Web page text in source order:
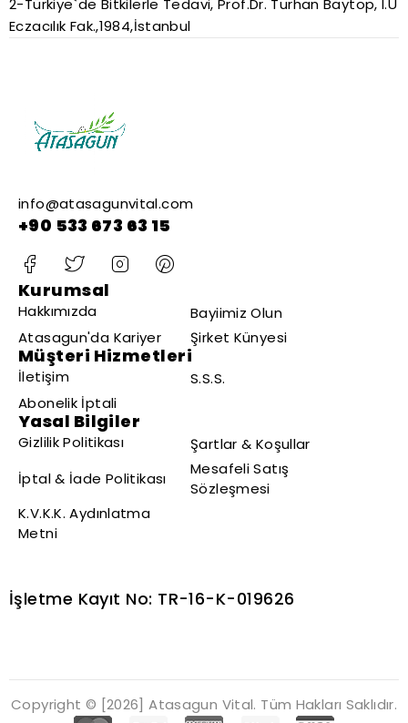
2-Türkiye`de Bitkilerle Tedavi, Prof.Dr. Turhan Baytop, I.U
Eczacılık Fak.,1984,İstanbul
info@atasagunvital.com
+90 533 673 63 15
Kurumsal
Hakkımızda
Bayiimiz Olun
Atasagun'da Kariyer
Şirket Künyesi
Müşteri Hizmetleri
İletişim
S.S.S.
Abonelik İptali
Yasal Bilgiler
Gizlilik Politikası
Şartlar & Koşullar
İptal & İade Politikası
Mesafeli Satış
Sözleşmesi
K.V.K.K. Aydınlatma
Metni
İşletme Kayıt No: TR-16-K-019626
Copyright © [2026] Atasagun Vital. Tüm Hakları Saklıdır.